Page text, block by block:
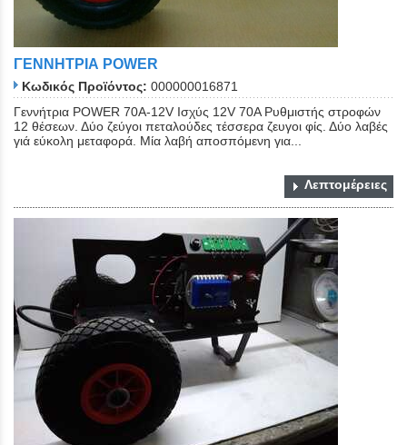
ΓΕΝΝΗΤΡΙΑ POWER
Κωδικός Προϊόντος: 000000016871
Γεννήτρια POWER 70A-12V Ισχύς 12V 70A Ρυθμιστής στροφών
12 θέσεων. Δύο ζεύγοι πεταλούδες τέσσερα ζευγοι φίς. Δύο λαβές
γιά εύκολη μεταφορά. Μία λαβή αποσπόμενη για...
Λεπτομέρειες